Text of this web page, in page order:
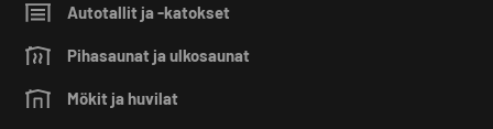
Autotallit ja -katokset
Pihasaunat ja ulkosaunat
Mökit ja huvilat